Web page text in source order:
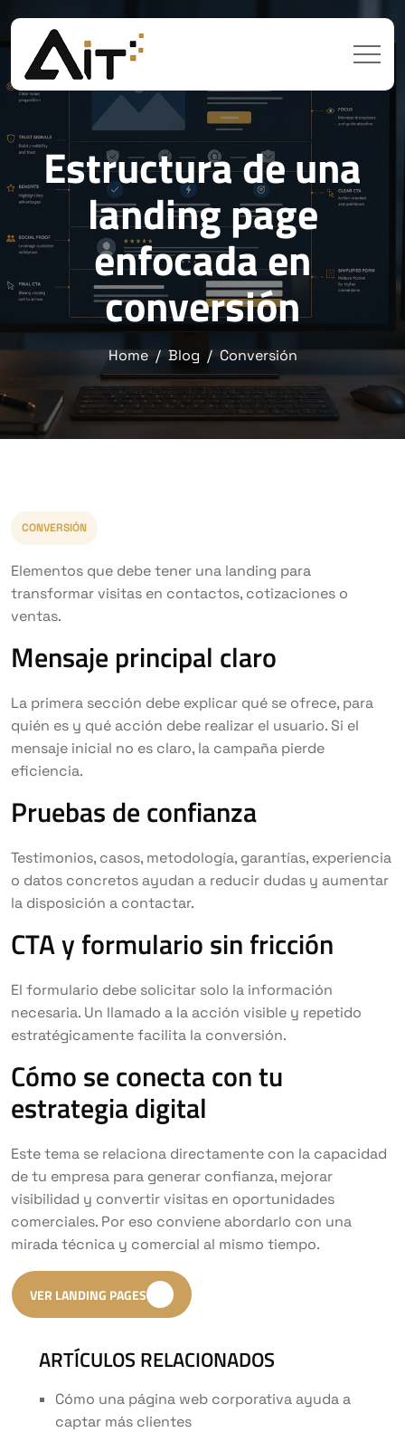
Estructura de una
landing page
enfocada en
conversión
Home Blog Conversión
CONVERSIÓN
Elementos que debe tener una landing para
transformar visitas en contactos, cotizaciones o
ventas.
Mensaje principal claro
La primera sección debe explicar qué se ofrece, para
quién es y qué acción debe realizar el usuario. Si el
mensaje inicial no es claro, la campaña pierde
eficiencia.
Pruebas de confianza
Testimonios, casos, metodología, garantías, experiencia
o datos concretos ayudan a reducir dudas y aumentar
la disposición a contactar.
CTA y formulario sin fricción
El formulario debe solicitar solo la información
necesaria. Un llamado a la acción visible y repetido
estratégicamente facilita la conversión.
Cómo se conecta con tu
estrategia digital
Este tema se relaciona directamente con la capacidad
de tu empresa para generar confianza, mejorar
visibilidad y convertir visitas en oportunidades
comerciales. Por eso conviene abordarlo con una
mirada técnica y comercial al mismo tiempo.
VER LANDING PAGES
ARTÍCULOS RELACIONADOS
Cómo una página web corporativa ayuda a
captar más clientes